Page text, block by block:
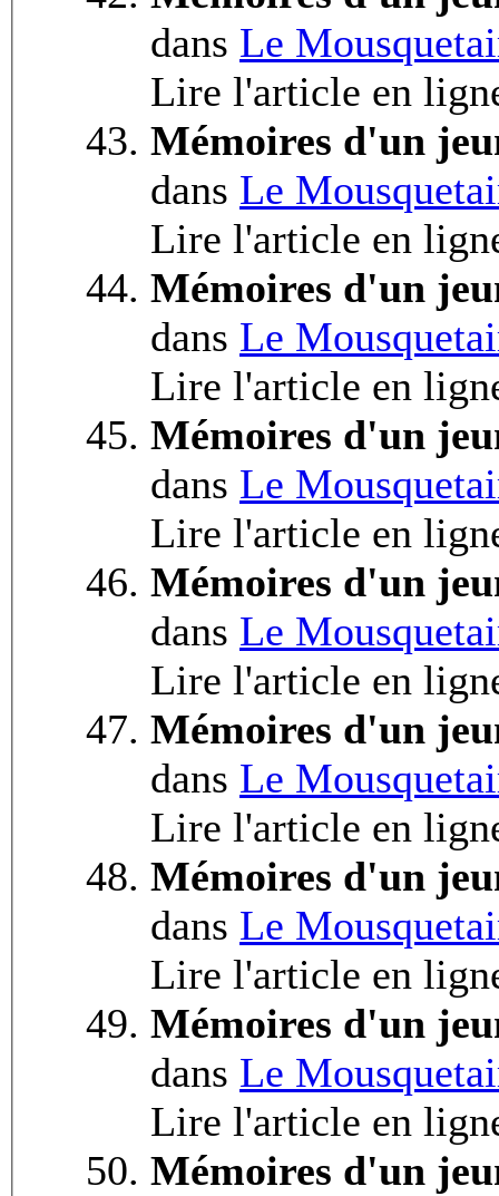
dans Le
Lire l'article en
Mémoires d'un
dans Le
Lire l'article en
Mémoires d'un
dans Le
Lire l'article en
Mémoires d'un
dans Le
Lire l'article en
Mémoires d'un
dans Le
Lire l'article en
Mémoires d'un
dans Le
Lire l'article en
Mémoires d'un
dans Le
Lire l'article en
Mémoires d'un
dans Le
Lire l'article en
Mémoires d'un